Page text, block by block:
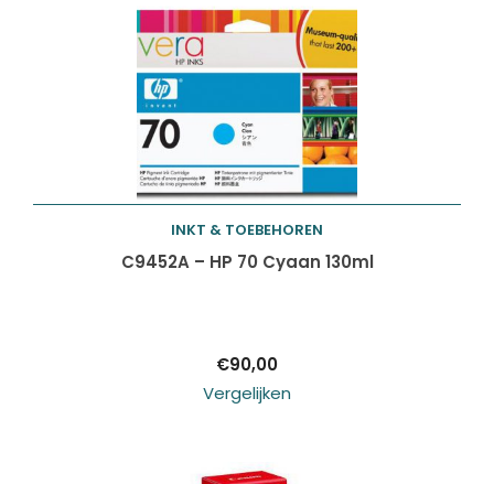
Toevoegen aan
INKT & TOEBEHOREN
C9452A – HP 70 Cyaan 130ml
€90,00
Vergelijken